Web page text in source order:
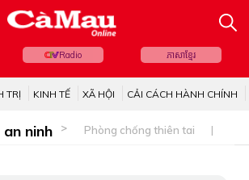
Radio ភាសាខ្មែរ
TRỊ KINH TẾ XÃ HỘI CẢI CÁCH HÀNH CHÍNH
ninh Phòng chống thiên tai